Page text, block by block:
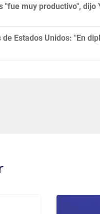
"fue muy productivo", dijo
Estados Unidos: "En